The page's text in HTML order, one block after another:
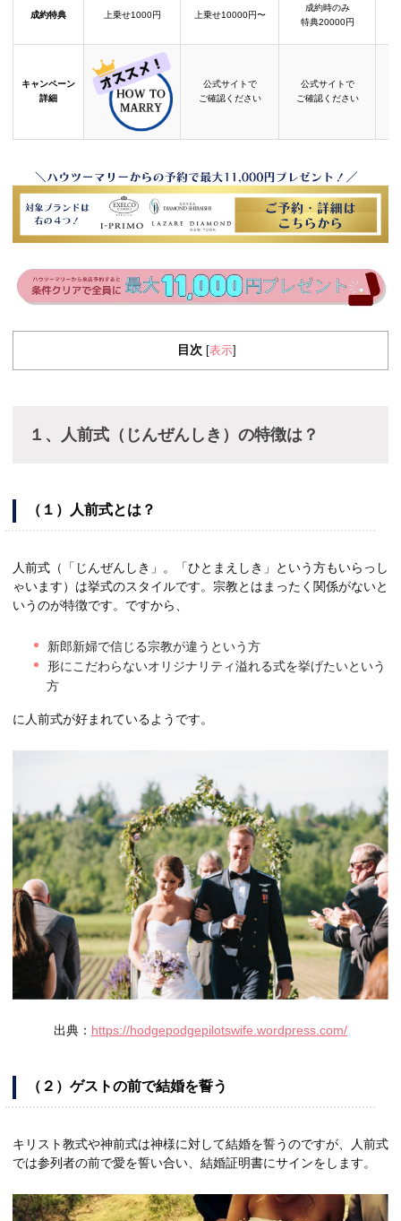
成約特典 上乗せ1000円 上乗せ10000円〜
成約時のみ
特典20000円
キャンペーン
詳細
公式サイトで
ご確認ください
公式サイトで
ご確認ください
目次 [表示]
１、人前式（じんぜんしき）の特徴は？
（１）人前式とは？
人前式（「じんぜんしき」。「ひとまえしき」という方もいらっし
ゃいます）は挙式のスタイルです。宗教とはまったく関係がないと
いうのが特徴です。ですから、
新郎新婦で信じる宗教が違うという方
形にこだわらないオリジナリティ溢れる式を挙げたいという
方
に人前式が好まれているようです。
出典： https://hodgepodgepilotswife.wordpress.com/
（２）ゲストの前で結婚を誓う
キリスト教式や神前式は神様に対して結婚を誓うのですが、人前式
では参列者の前で愛を誓い合い、結婚証明書にサインをします。